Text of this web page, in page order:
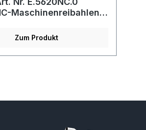
Maschinenreibahlen,
Zum Produkt